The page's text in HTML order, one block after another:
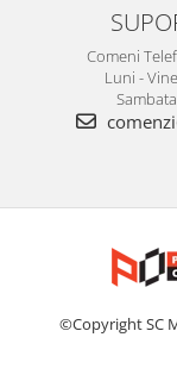
Comeni
Luni -
©Copyright SC